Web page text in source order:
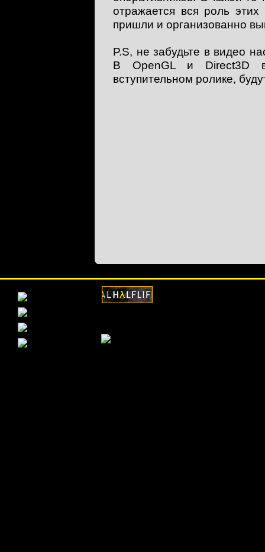
отражается вся роль
пришли и организованно
P.S, не забудьте в видео
В OpenGL и Direct3D
вступительном ролике,